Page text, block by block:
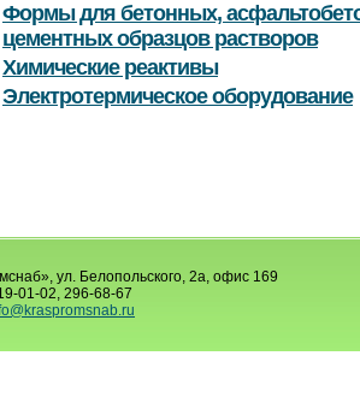
Формы для бетонных,
цементных образцов растворов
Химические реактивы
Электротермическое оборудование
ул. Белопольского, 2а, офис 169
01-02, 296-68-67